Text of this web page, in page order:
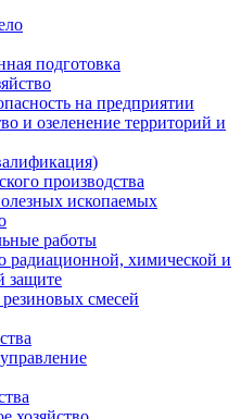
подготовка
на предприятии
и озеленение территорий и
производства
ископаемых
работы
радиационной, химической и
защите
смесей